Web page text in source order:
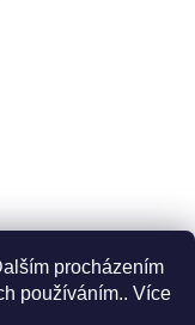
procházením
používáním.. Více